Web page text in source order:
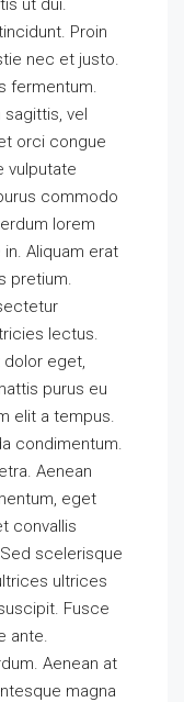
ut dui.
Proin
nec et justo.
fermentum.
vel
orci congue
vulputate
commodo
lorem
Aliquam erat
pretium.
lectus.
dolor eget,
purus eu
elit a tempus.
condimentum.
Aenean
eget
convallis
scelerisque
ultrices
Fusce
ante.
Aenean at
magna